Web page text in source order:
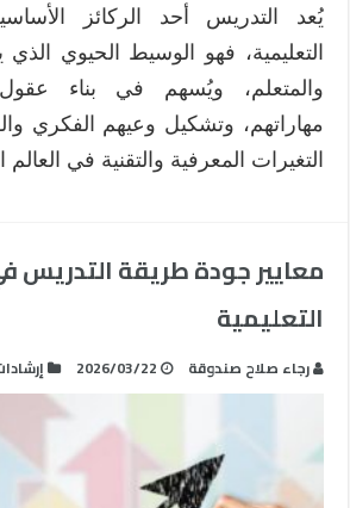
يُعد التدريس أحد الركائز
التعليمية، فهو الوسيط الحيوي
والمتعلم، ويُسهم في بناء عقول
مهاراتهم، وتشكيل وعيهم الفكري
التغيرات المعرفية والتقنية في
معايير جودة طريقة التدريس
التعليمية
رجاء صلاح صندوقة 2026/03/22